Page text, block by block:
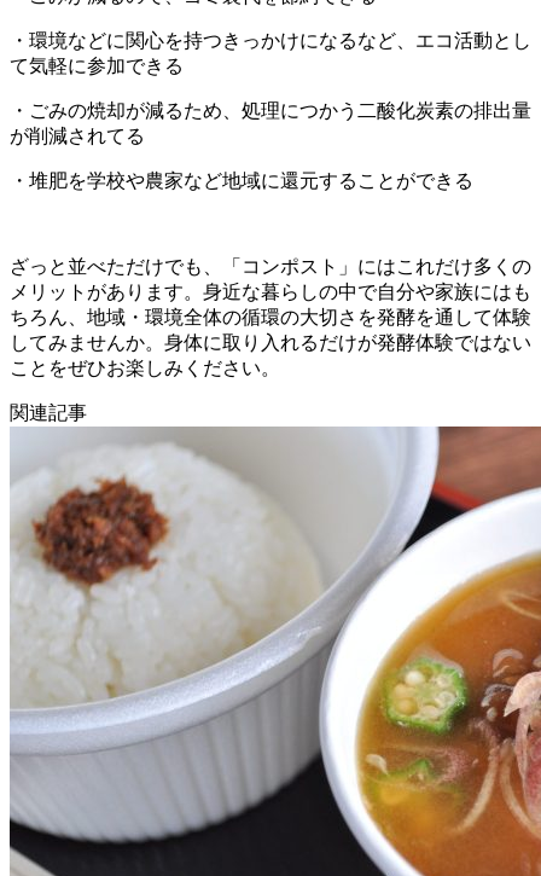
・環境などに関心を持つきっかけになるなど、エコ活動とし
て気軽に参加できる
・ごみの焼却が減るため、処理につかう二酸化炭素の排出量
が削減されてる
・堆肥を学校や農家など地域に還元することができる
ざっと並べただけでも、「コンポスト」にはこれだけ多くの
メリットがあります。身近な暮らしの中で自分や家族にはも
ちろん、地域・環境全体の循環の大切さを発酵を通して体験
してみませんか。身体に取り入れるだけが発酵体験ではない
ことをぜひお楽しみください。
関連記事